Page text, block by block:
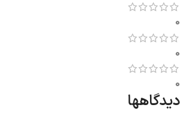
0
0
0
دیدگاهها